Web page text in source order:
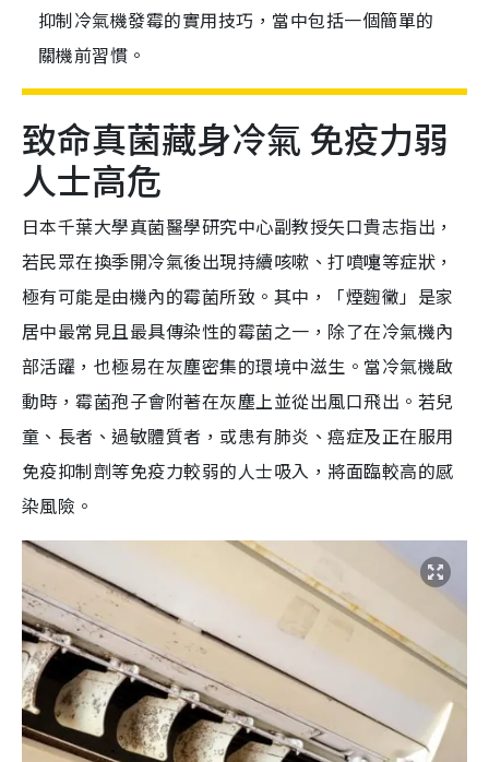
抑制冷氣機發霉的實用技巧，當中包括一個簡單的
關機前習慣。
致命真菌藏身冷氣 免疫力弱
人士高危
日本千葉大學真菌醫學研究中心副教授矢口貴志指出，
若民眾在換季開冷氣後出現持續咳嗽、打噴嚏等症狀，
極有可能是由機內的霉菌所致。其中，「煙麴黴」是家
居中最常見且最具傳染性的霉菌之一，除了在冷氣機內
部活躍，也極易在灰塵密集的環境中滋生。當冷氣機啟
動時，霉菌孢子會附著在灰塵上並從出風口飛出。若兒
童、長者、過敏體質者，或患有肺炎、癌症及正在服用
免疫抑制劑等免疫力較弱的人士吸入，將面臨較高的感
染風險。